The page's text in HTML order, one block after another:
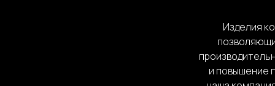
Изделия
и повышение